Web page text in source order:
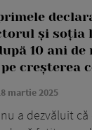
și soția
10 ani de
creșterea
martie 2025
a dezvăluit că